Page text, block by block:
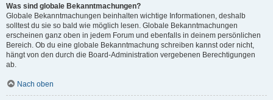
Was sind globale Bekanntmachungen?
Globale Bekanntmachungen beinhalten wichtige Informationen, deshalb
solltest du sie so bald wie möglich lesen. Globale Bekanntmachungen
erscheinen ganz oben in jedem Forum und ebenfalls in deinem persönlichen
Bereich. Ob du eine globale Bekanntmachung schreiben kannst oder nicht,
hängt von den durch die Board-Administration vergebenen Berechtigungen
ab.
Nach oben